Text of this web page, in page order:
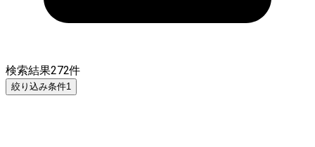
検索結果272件
絞り込み条件1